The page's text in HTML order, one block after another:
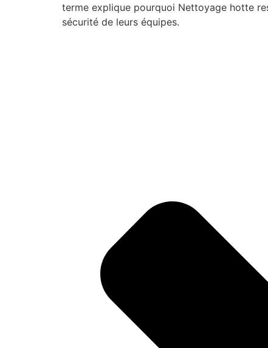
terme explique pourquoi Nettoyage hotte
sécurité de leurs équipes.